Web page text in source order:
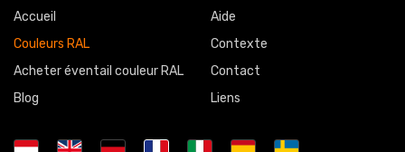
Accueil
Couleurs RAL
Acheter éventail couleur RAL
Blog
Aide
Contexte
Contact
Liens